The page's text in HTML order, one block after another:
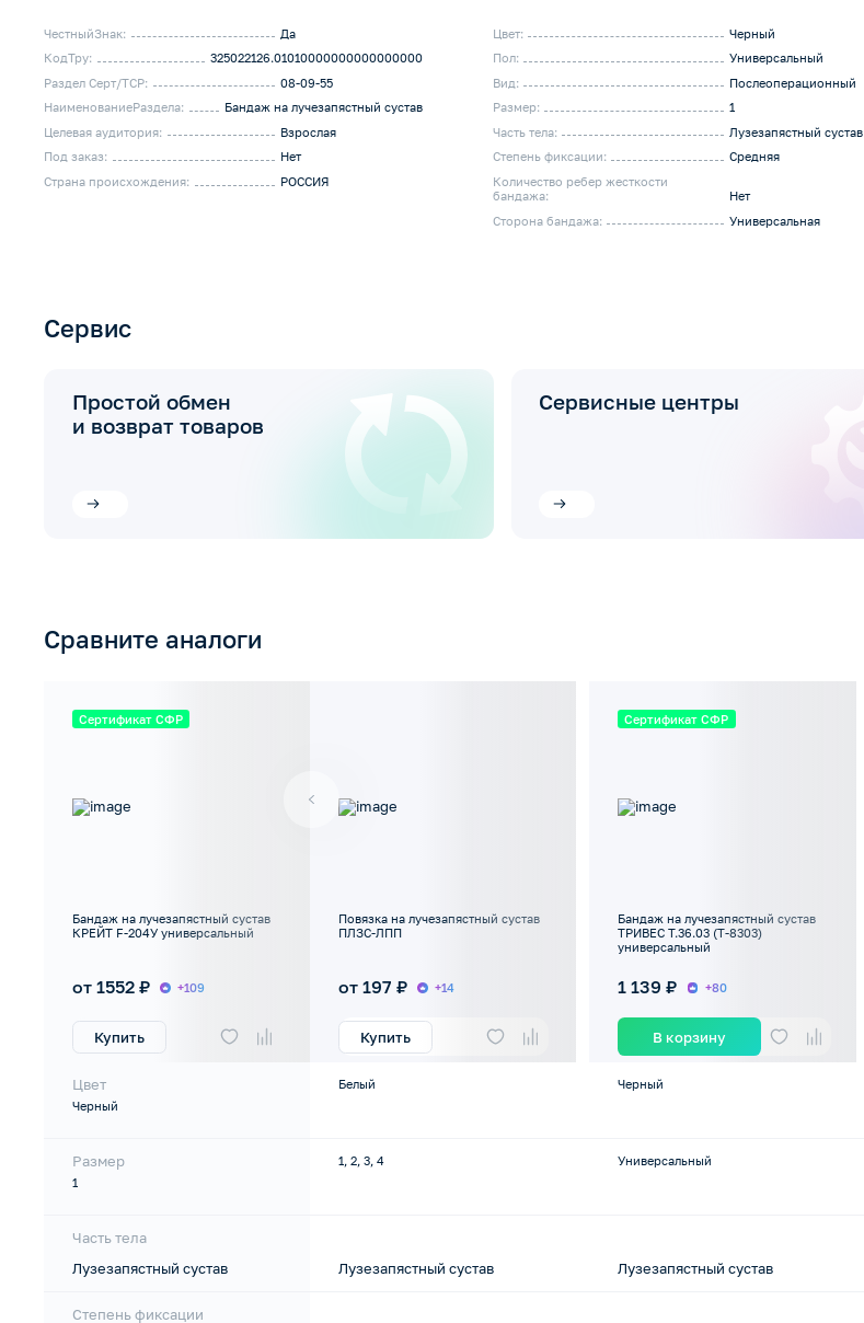
ЧестныйЗнак:
Да
КодТру:
325022126.01010000000000000000
Раздел Серт/ТСР:
08-09-55
НаименованиеРаздела:
Бандаж на лучезапястный сустав
Целевая аудитория:
Взрослая
Под заказ:
Нет
Страна происхождения:
РОССИЯ
Цвет:
Черный
Пол:
Универсальный
Вид:
Послеоперационный
Размер:
1
Часть тела:
Лузезапястный сустав
Степень фиксации:
Средняя
Количество ребер жесткости
бандажа:
Нет
Сторона бандажа:
Универсальная
Сервис
Простой обмен
и возврат товаров
Сервисные центры
Сравните аналоги
Сертификат СФР
Бандаж на лучезапястный сустав
КРЕЙТ F-204У универсальный
от 1552 ₽ +109
Купить
Цвет
Черный
Размер
1
Часть тела
Лузезапястный сустав
Степень фиксации
Повязка на лучезапястный сустав
ПЛЗС-ЛПП
от 197 ₽ +14
Купить
Белый
1, 2, 3, 4
Лузезапястный сустав
Сертификат СФР
Бандаж на лучезапястный сустав
ТРИВЕС Т.36.03 (Т-8303)
универсальный
1 139 ₽ +80
В корзину
Черный
Универсальный
Лузезапястный сустав